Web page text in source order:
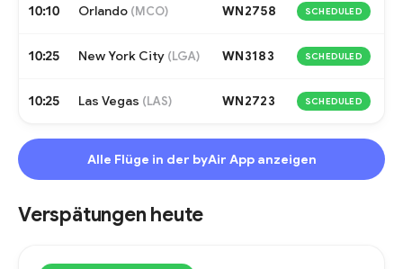
10:10 Orlando (MCO) WN2758 SCHEDULED
10:25 New York City (LGA) WN3183 SCHEDULED
10:25 Las Vegas (LAS) WN2723 SCHEDULED
Alle Flüge in der byAir App anzeigen
Verspätungen heute